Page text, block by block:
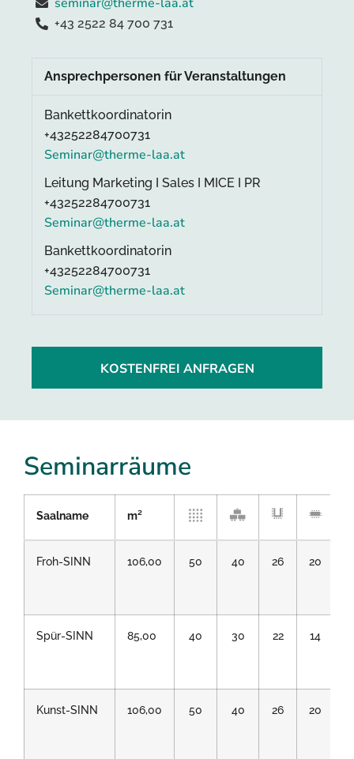
+43 2522 84 700 731
Ansprechpersonen für Veranstaltungen
Bankettkoordinatorin
+43252284700731
Seminar@therme-laa.at
Leitung Marketing I Sales I MICE I PR
+43252284700731
Seminar@therme-laa.at
Bankettkoordinatorin
+43252284700731
Seminar@therme-laa.at
KOSTENFREI ANFRAGEN
Seminarräume
Saalname m²
Froh-SINN 106,00 50 40 26 20
Spür-SINN 85,00 40 30 22 14
Kunst-SINN 106,00 50 40 26 20